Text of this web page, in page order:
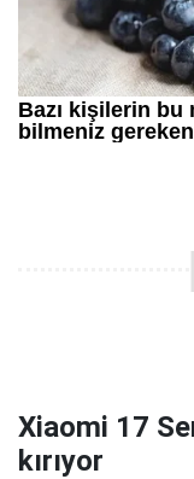
Xiaomi 17
kırıyor